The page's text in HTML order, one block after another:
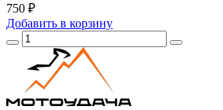
750 ₽
Добавить в корзину